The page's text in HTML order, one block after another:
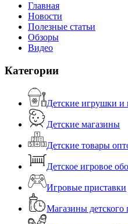
Главная
Новости
Полезные статьи
Обзоры
Видео
Категории
Детские игрушки и
Детские магазины
Детские товары
Детское игровое
Игровые приставки
Магазины детского